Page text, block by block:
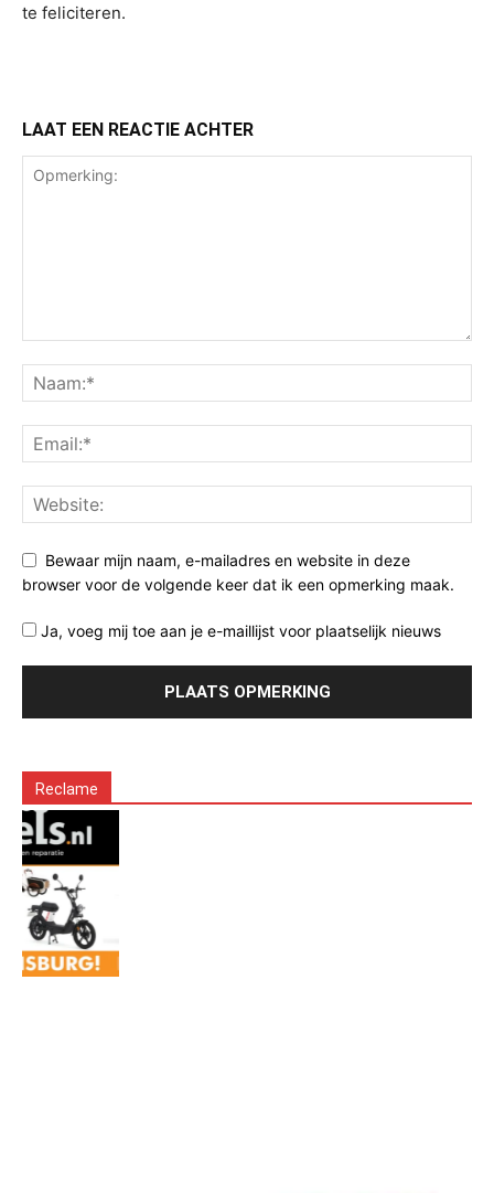
te feliciteren.
LAAT EEN REACTIE ACHTER
Bewaar mijn naam, e-mailadres en website in deze
browser voor de volgende keer dat ik een opmerking maak.
Ja, voeg mij toe aan je e-maillijst voor plaatselijk nieuws
Reclame